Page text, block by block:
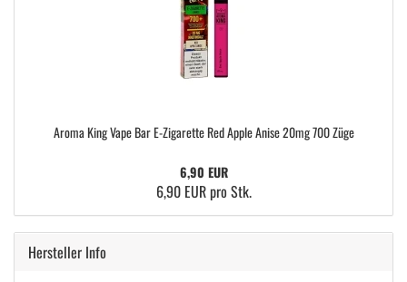
Aroma King Vape Bar E-Zigarette Red Apple Anise 20mg 700 Züge
6,90 EUR
6,90 EUR pro Stk.
Hersteller Info